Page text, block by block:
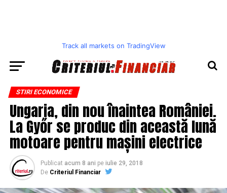
Track all markets on TradingView
STIRI ECONOMICE
Ungaria, din nou înaintea României.
La Győr se produc din această lună
motoare pentru mașini electrice
Publicat acum 8 ani pe iulie 29, 2018
De Criteriul Financiar